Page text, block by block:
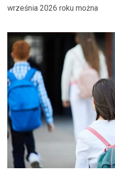
września 2026 roku można